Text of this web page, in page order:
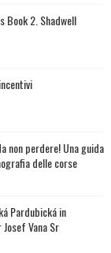
Book 2. Shadwell
non perdere! Una guida
delle corse
Pardubická in
Vana Sr